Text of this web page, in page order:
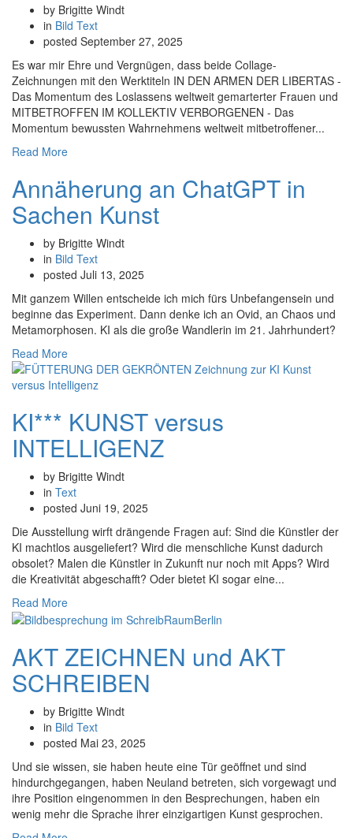
by Brigitte Windt
in Bild Text
posted September 27, 2025
Es war mir Ehre und Vergnügen, dass beide Collage-
Zeichnungen mit den Werktiteln IN DEN ARMEN DER LIBERTAS -
Das Momentum des Loslassens weltweit gemarterter Frauen und
MITBETROFFEN IM KOLLEKTIV VERBORGENEN - Das
Momentum bewussten Wahrnehmens weltweit mitbetroffener...
Read More
Annäherung an ChatGPT in
Sachen Kunst
by Brigitte Windt
in Bild Text
posted Juli 13, 2025
Mit ganzem Willen entscheide ich mich fürs Unbefangensein und
beginne das Experiment. Dann denke ich an Ovid, an Chaos und
Metamorphosen. KI als die große Wandlerin im 21. Jahrhundert?
Read More
KI*** KUNST versus
INTELLIGENZ
by Brigitte Windt
in Text
posted Juni 19, 2025
Die Ausstellung wirft drängende Fragen auf: Sind die Künstler der
KI machtlos ausgeliefert? Wird die menschliche Kunst dadurch
obsolet? Malen die Künstler in Zukunft nur noch mit Apps? Wird
die Kreativität abgeschafft? Oder bietet KI sogar eine...
Read More
AKT ZEICHNEN und AKT
SCHREIBEN
by Brigitte Windt
in Bild Text
posted Mai 23, 2025
Und sie wissen, sie haben heute eine Tür geöffnet und sind
hindurchgegangen, haben Neuland betreten, sich vorgewagt und
ihre Position eingenommen in den Besprechungen, haben ein
wenig mehr die Sprache ihrer einzigartigen Kunst gesprochen.